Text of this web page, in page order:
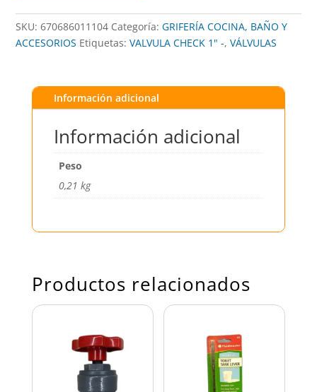
##
cantidad
SKU:670686011104 Categoría:GRIFERÍA COCINA, BAÑO Y
ACCESORIOS Etiquetas:VALVULA CHECK 1" -,VÁLVULAS
Información adicional
Información adicional
Peso
0,21 kg
Productos relacionados